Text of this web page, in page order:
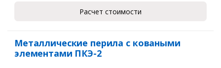
Расчет стоимости
Металлические перила с коваными
элементами ПКЭ-2